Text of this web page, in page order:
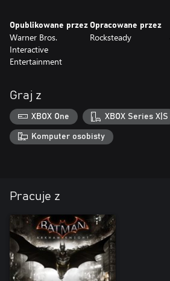
Opublikowane przez
Warner Bros.
Interactive
Entertainment
Opracowane przez
Rocksteady
Graj z
XBOX One XBOX Series X|S
Komputer osobisty
Pracuje z